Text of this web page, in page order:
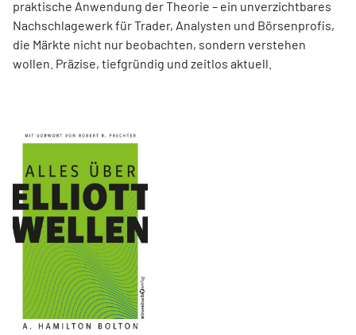
praktische Anwendung der Theorie – ein unverzichtbares
Nachschlagewerk für Trader, Analysten und Börsenprofis,
die Märkte nicht nur beobachten, sondern verstehen
wollen. Präzise, tiefgründig und zeitlos aktuell.